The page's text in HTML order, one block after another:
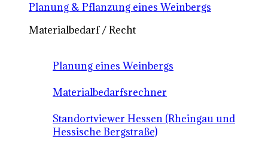
Planung & Pflanzung eines Weinbergs
Materialbedarf / Recht
Planung eines Weinbergs
Materialbedarfsrechner
Standortviewer Hessen (Rheingau und
Hessische Bergstraße)